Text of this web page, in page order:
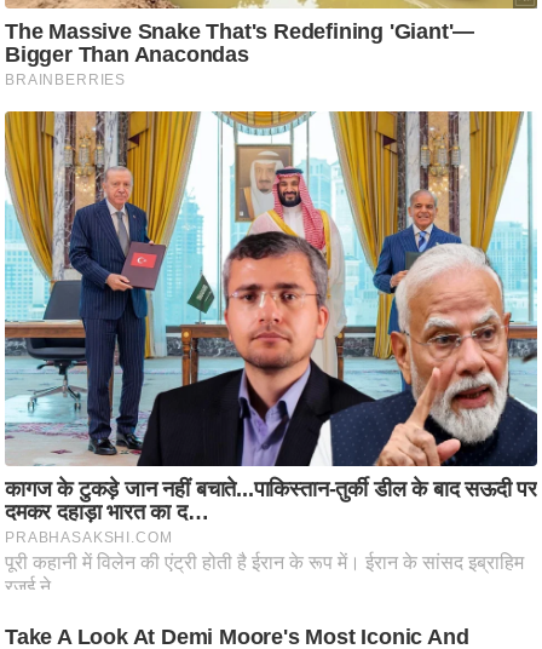
ध
र्म
ज्यो
ति
ष
प्र
भु
म
हि
मा
/
ध
र्म
स्थ
ल
व्र
त
त्यो
र